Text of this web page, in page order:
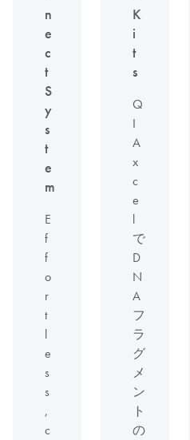
n
e
c
t
S
y
s
t
e
m
E
f
f
o
r
t
l
e
s
s
,
c
K
i
t
s
Q
I
A
x
c
e
l
で
D
N
A
フ
ラ
グ
メ
ン
ト
の